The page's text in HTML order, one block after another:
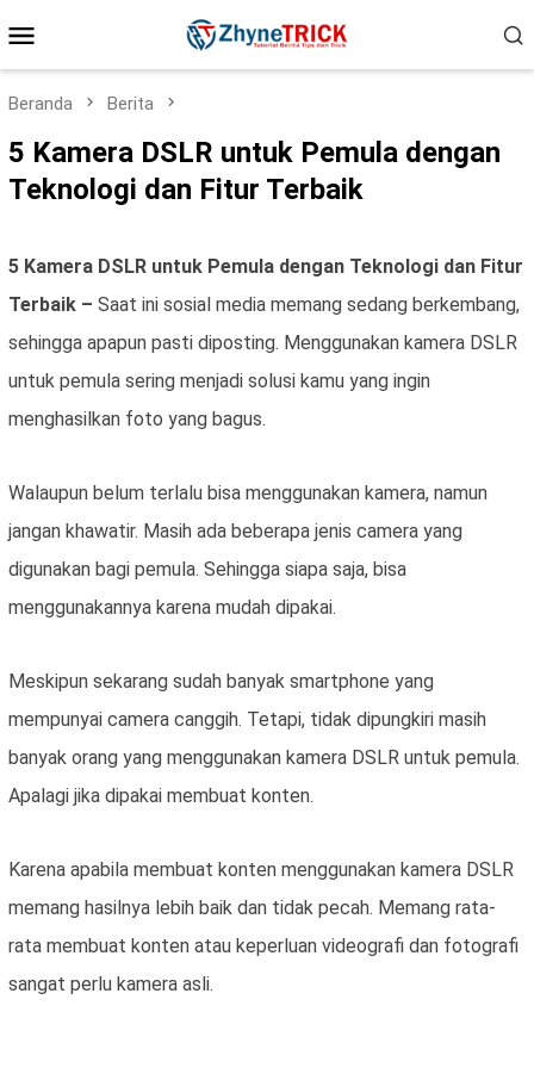
ke
Mobile
Beranda Berita
5 Kamera DSLR untuk Pemula dengan
Teknologi dan Fitur Terbaik
5 Kamera DSLR untuk Pemula dengan Teknologi dan Fitur
Terbaik – Saat ini sosial media memang sedang berkembang,
sehingga apapun pasti diposting. Menggunakan kamera DSLR
untuk pemula sering menjadi solusi kamu yang ingin
menghasilkan foto yang bagus.
Walaupun belum terlalu bisa menggunakan kamera, namun
jangan khawatir. Masih ada beberapa jenis camera yang
digunakan bagi pemula. Sehingga siapa saja, bisa
menggunakannya karena mudah dipakai.
Meskipun sekarang sudah banyak smartphone yang
mempunyai camera canggih. Tetapi, tidak dipungkiri masih
banyak orang yang menggunakan kamera DSLR untuk pemula.
Apalagi jika dipakai membuat konten.
Karena apabila membuat konten menggunakan kamera DSLR
memang hasilnya lebih baik dan tidak pecah. Memang rata-
rata membuat konten atau keperluan videografi dan fotografi
sangat perlu kamera asli.